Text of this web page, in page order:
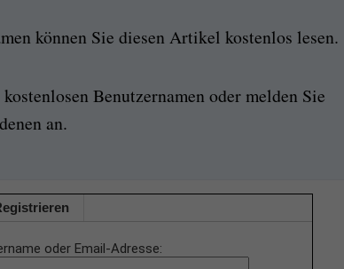
können Sie diesen Artikel kostenlos lesen.
Benutzernamen oder melden Sie
an.
oder Email-Adresse